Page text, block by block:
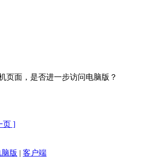
页面，是否进一步访问电脑版？
页 ]
脑版 | 客户端